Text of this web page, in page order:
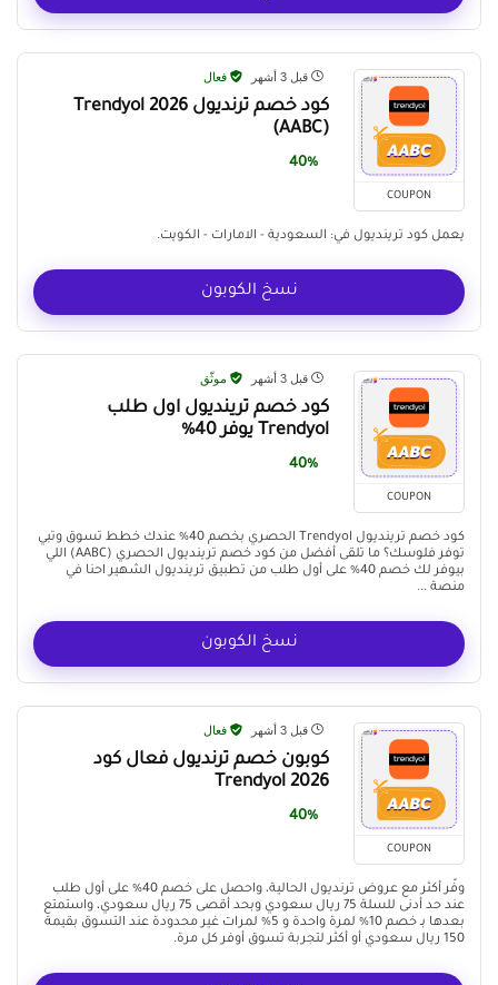
COUPON
قبل 3 أشهر فعال
كود خصم ترنديول Trendyol 2026
(AABC)
40%
يعمل كود ترينديول في: السعودية - الامارات - الكويت.
نسخ الكوبون
COUPON
قبل 3 أشهر موثّق
كود خصم ترينديول اول طلب
Trendyol يوفر 40%
40%
كود خصم ترينديول Trendyol الحصري بخصم 40% عندك خطط تسوق وتبي
توفر فلوسك؟ ما تلقى أفضل من كود خصم ترينديول الحصري (AABC) اللي
بيوفر لك خصم 40% على أول طلب من تطبيق ترينديول الشهير احنا في
منصة ...
نسخ الكوبون
COUPON
قبل 3 أشهر فعال
كوبون خصم ترنديول فعال كود
Trendyol 2026
40%
وفّر أكثر مع عروض ترنديول الحالية، واحصل على خصم 40% على أول طلب
عند حد أدنى للسلة 75 ريال سعودي وبحد أقصى 75 ريال سعودي، واستمتع
بعدها بـ خصم 10% لمرة واحدة و 5% لمرات غير محدودة عند التسوق بقيمة
150 ريال سعودي أو أكثر لتجربة تسوق أوفر كل مرة.